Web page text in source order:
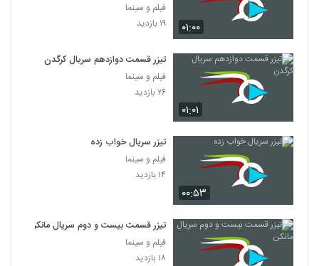
۰۱:۰۰
فیلم و سینما
۱۹ بازدید
۰۱:۰۱
تیزر قسمت دوازدهم سریال کرگدن
فیلم و سینما
۲۶ بازدید
۰۰:۵۳
تیزر سریال خواب زده
فیلم و سینما
۱۴ بازدید
تیزر قسمت بیست و دوم سریال مانکن
فیلم و سینما
۱۸ بازدید